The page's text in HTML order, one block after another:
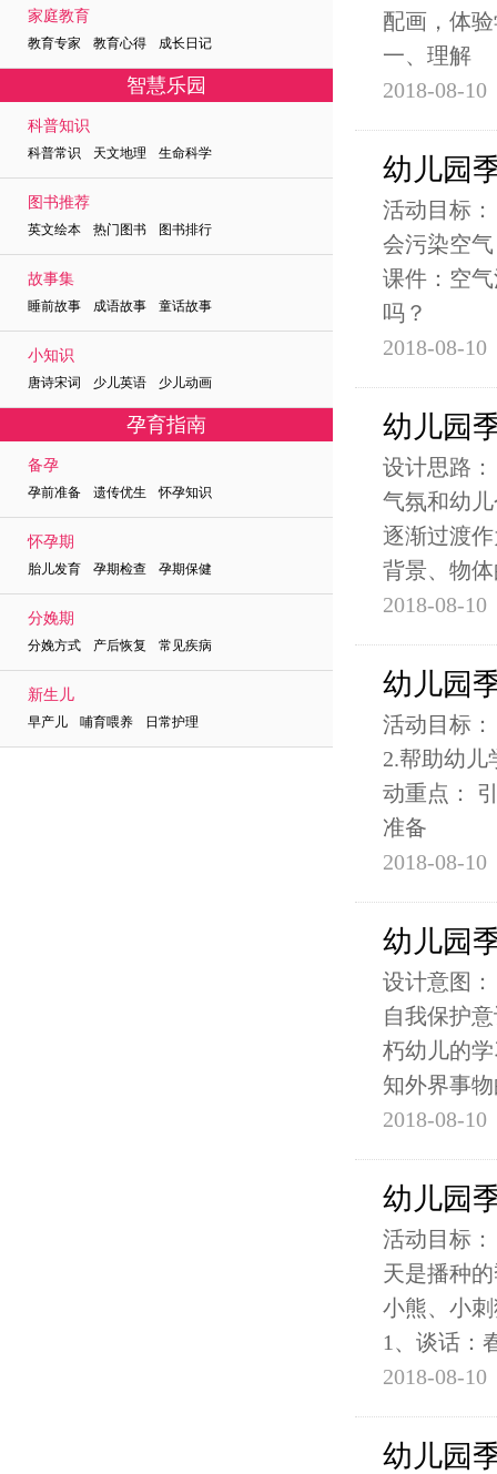
家庭教育
教育专家 教育心得 成长日记
智慧乐园
科普知识
科普常识 天文地理 生命科学
图书推荐
英文绘本 热门图书 图书排行
故事集
睡前故事 成语故事 童话故事
小知识
唐诗宋词 少儿英语 少儿动画
孕育指南
备孕
孕前准备 遗传优生 怀孕知识
怀孕期
胎儿发育 孕期检查 孕期保健
分娩期
分娩方式 产后恢复 常见疾病
新生儿
早产儿 哺育喂养 日常护理
配画，体
一、理解
2018-08-10
幼儿园
活动目标
会污染空
课件：空
吗？
2018-08-10
幼儿园
设计思路
气氛和幼
逐渐过渡
背景、物
2018-08-10
幼儿园
活动目标
2.帮助幼儿
动重点：
准备
2018-08-10
幼儿园
设计意图
自我保护
朽幼儿的
知外界事
2018-08-10
幼儿园
活动目标
天是播种
小熊、小
1、谈话：
2018-08-10
幼儿园